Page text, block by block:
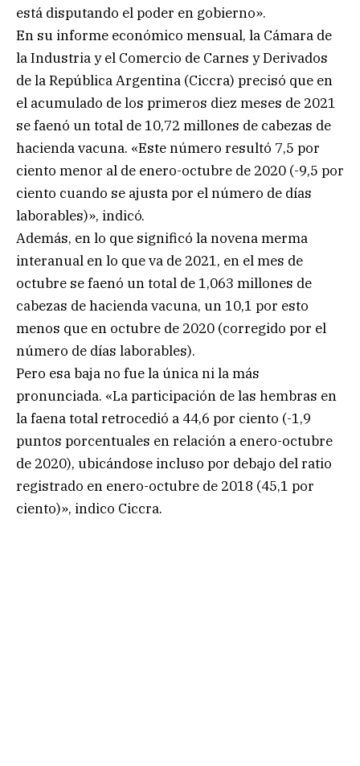
está disputando el poder en gobierno».
En su informe económico mensual, la Cámara de
la Industria y el Comercio de Carnes y Derivados
de la República Argentina (Ciccra) precisó que en
el acumulado de los primeros diez meses de 2021
se faenó un total de 10,72 millones de cabezas de
hacienda vacuna. «Este número resultó 7,5 por
ciento menor al de enero-octubre de 2020 (-9,5 por
ciento cuando se ajusta por el número de días
laborables)», indicó.
Además, en lo que significó la novena merma
interanual en lo que va de 2021, en el mes de
octubre se faenó un total de 1,063 millones de
cabezas de hacienda vacuna, un 10,1 por esto
menos que en octubre de 2020 (corregido por el
número de días laborables).
Pero esa baja no fue la única ni la más
pronunciada. «La participación de las hembras en
la faena total retrocedió a 44,6 por ciento (-1,9
puntos porcentuales en relación a enero-octubre
de 2020), ubicándose incluso por debajo del ratio
registrado en enero-octubre de 2018 (45,1 por
ciento)», indico Ciccra.